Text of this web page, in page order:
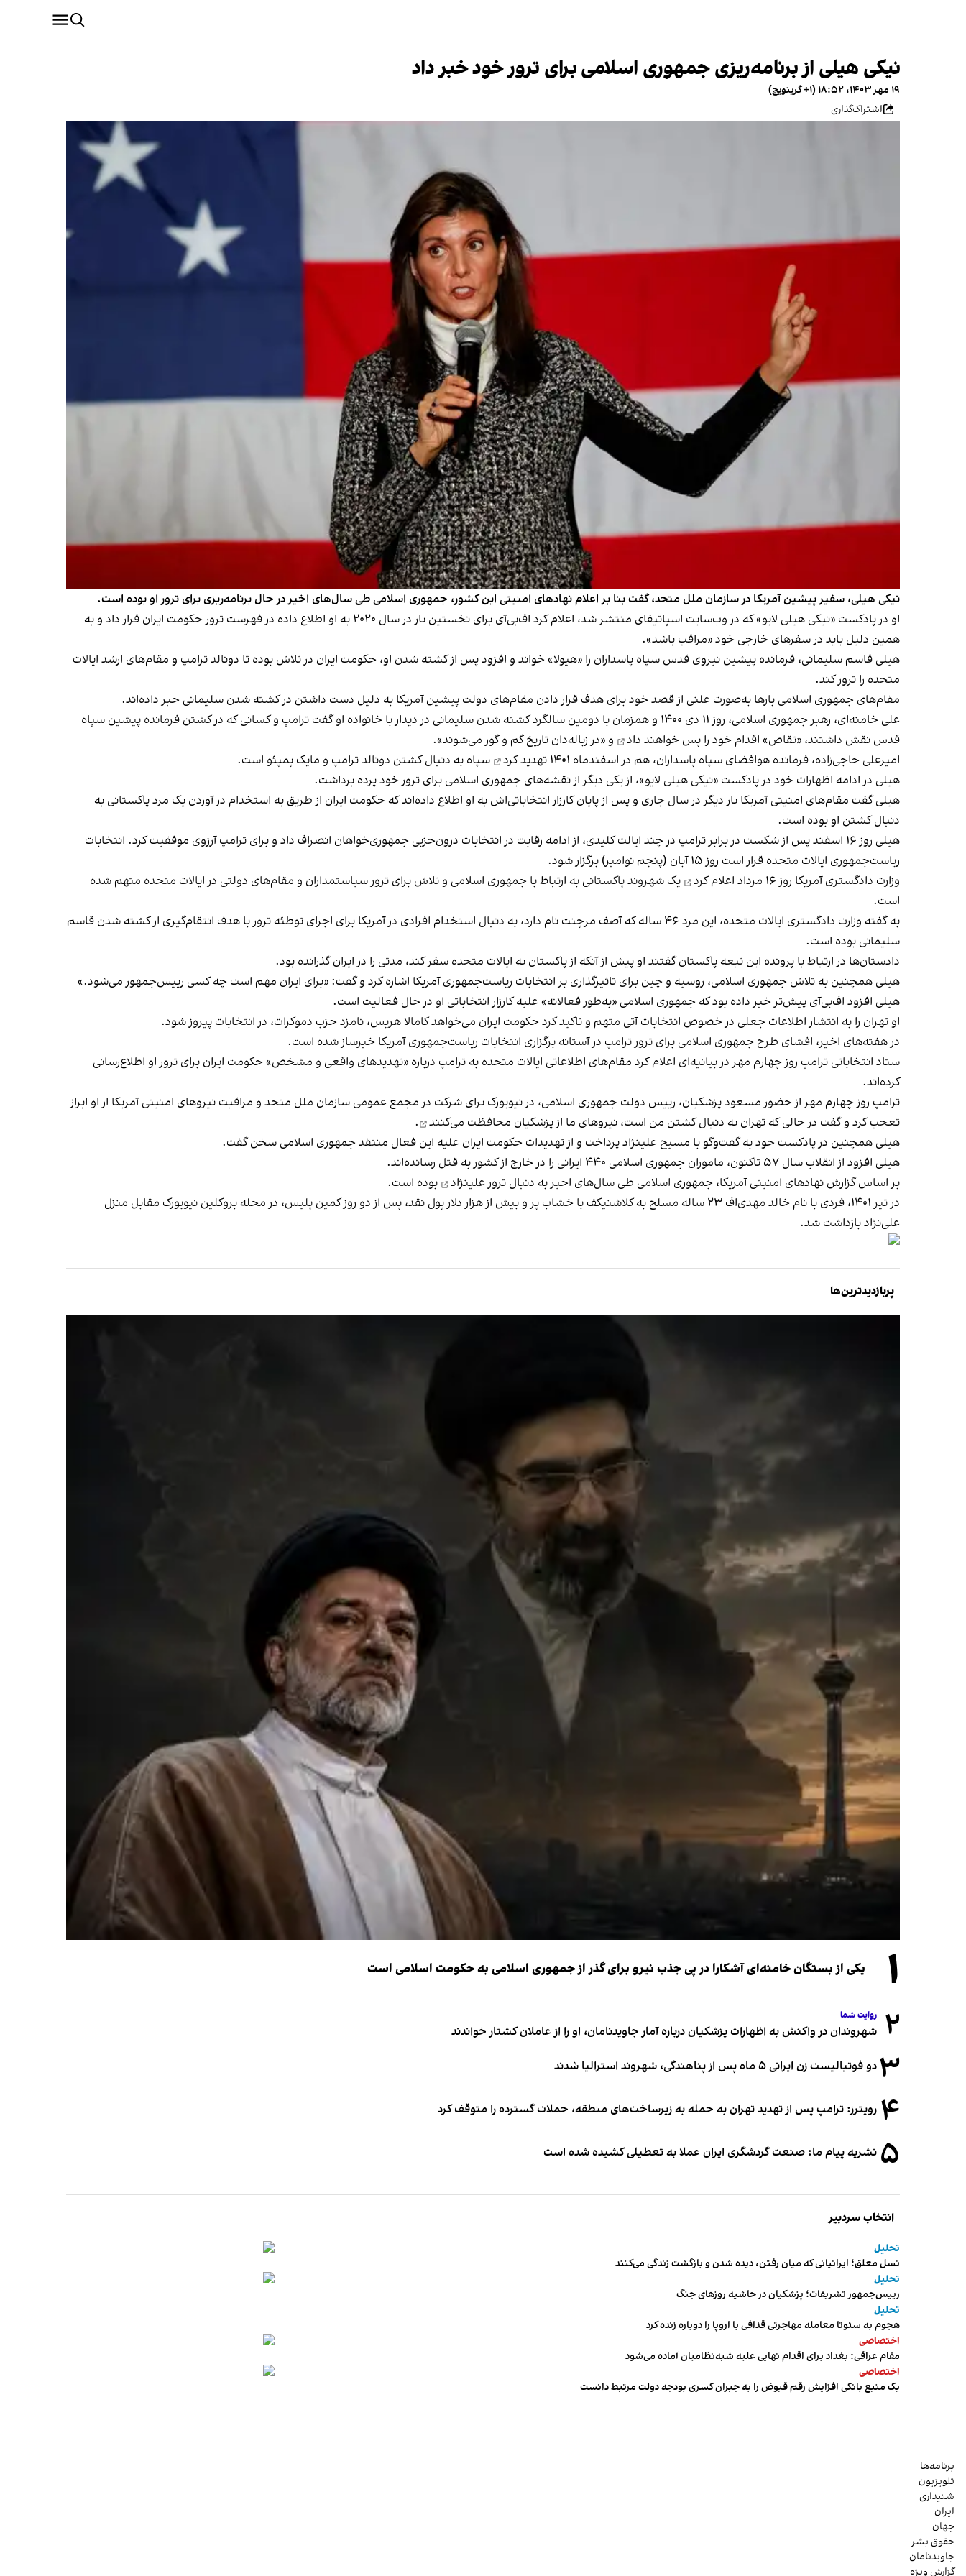
نیکی هیلی از برنامه‌ریزی جمهوری اسلامی برای ترور خود خبر داد
۱۹ مهر ۱۴۰۳، ۱۸:۵۲ (‎+۱ گرینویچ)
اشتراک‌گذاری
نیکی هیلی، سفیر پیشین آمریکا در سازمان ملل متحد، گفت بنا بر اعلام نهادهای امنیتی این کشور، جمهوری اسلامی طی سال‌های اخیر در حال برنامه‌ریزی برای ترور او بوده است.
او در پادکست «نیکی هیلی لایو» که در وب‌سایت اسپاتیفای منتشر شد، اعلام کرد اف‌بی‌آی برای نخستین بار در سال ۲۰۲۰ به او اطلاع داده در فهرست ترور حکومت ایران قرار داد و به
همین دلیل باید در سفرهای خارجی خود «مراقب باشد».
هیلی قاسم سلیمانی، فرمانده پیشین نیروی قدس سپاه پاسداران را «هیولا» خواند و افزود پس از کشته شدن او، حکومت ایران در تلاش بوده تا دونالد ترامپ و مقام‌های ارشد ایالات
متحده را ترور کند.
مقام‌های جمهوری اسلامی بارها به‌صورت علنی از قصد خود برای هدف قرار دادن مقام‌های دولت پیشین آمریکا به دلیل دست داشتن در کشته شدن سلیمانی خبر داده‌اند.
علی ‌خامنه‌ای، رهبر جمهوری اسلامی، روز ۱۱ دی ۱۴۰۰ و همزمان با دومین سالگرد کشته شدن سلیمانی در دیدار با خانواده او گفت ترامپ و کسانی که در کشتن فرمانده پیشین سپاه
قدس نقش داشتند، «تقاص» اقدام خود را پس خواهند داد
و «در زباله‌دان تاریخ گم و گور می‌شوند».
امیرعلی حاجی‌زاده، فرمانده هوافضای سپاه پاسداران، هم در اسفندماه ۱۴۰۱
تهدید کرد
سپاه به دنبال کشتن دونالد ترامپ و مایک پمپئو است.
هیلی در ادامه اظهارات خود در پادکست «نیکی هیلی لایو»، از یکی دیگر از نقشه‌های جمهوری اسلامی برای ترور خود پرده برداشت.
هیلی گفت مقام‌های امنیتی آمریکا بار دیگر در سال جاری و پس از پایان کارزار انتخاباتی‌اش به او اطلاع داده‌اند که حکومت ایران از طریق به استخدام در آوردن یک مرد پاکستانی به
دنبال کشتن او بوده است.
هیلی روز ۱۶ اسفند پس از شکست در برابر ترامپ در چند ایالت کلیدی، از ادامه رقابت در انتخابات درون‌حزبی جمهوری‌خواهان انصراف داد و برای ترامپ آرزوی موفقیت کرد. انتخابات
ریاست‌جمهوری ایالات متحده قرار است روز ۱۵ آبان (پنجم نوامبر) برگزار شود.
وزارت دادگستری آمریکا روز ۱۶ مرداد
اعلام کرد
یک شهروند پاکستانی به ارتباط با جمهوری اسلامی و تلاش برای ترور سیاستمداران و مقام‌های دولتی در ایالات متحده متهم شده
است.
به گفته وزارت دادگستری ایالات متحده، این مرد ۴۶ ساله که آصف مرچنت نام دارد، به دنبال استخدام افرادی در آمریکا برای اجرای توطئه ترور با هدف انتقام‌گیری از کشته شدن قاسم
سلیمانی بوده است.
دادستان‌ها در ارتباط با پرونده این تبعه پاکستان گفتند او پیش از آنکه از پاکستان به ایالات متحده سفر کند، مدتی را در ایران گذرانده بود.
هیلی همچنین به تلاش‌ جمهوری اسلامی، روسیه و چین برای تاثیرگذاری بر انتخابات ریاست‌جمهوری آمریکا اشاره کرد و گفت: «برای ایران مهم است چه کسی رییس‌جمهور می‌شود.»
هیلی افزود اف‌بی‌آی پیش‌تر خبر داده بود که جمهوری اسلامی «به‌طور فعالانه» علیه کارزار انتخاباتی او در حال فعالیت است.
او تهران را به انتشار اطلاعات جعلی در خصوص انتخابات آتی متهم و تاکید کرد حکومت ایران می‌خواهد کامالا هریس، نامزد حزب دموکرات، در انتخابات پیروز شود.
در هفته‌های اخیر، افشای طرح جمهوری اسلامی برای ترور ترامپ در آستانه برگزاری انتخابات ریاست‌جمهوری آمریکا خبرساز شده است.
ستاد انتخاباتی ترامپ روز چهارم مهر در بیانیه‌ای اعلام کرد مقام‌های اطلاعاتی ایالات متحده به ترامپ درباره «تهدیدهای واقعی و مشخص» حکومت ایران برای ترور او اطلاع‌رسانی
کرده‌اند.
ترامپ روز چهارم مهر از حضور مسعود پزشکیان، رییس دولت جمهوری اسلامی، در نیویورک برای شرکت در مجمع عمومی سازمان ملل متحد و مراقبت نیروهای امنیتی آمریکا از او ابراز
تعجب کرد و گفت در حالی که تهران به دنبال کشتن من است، نیروهای ما از پزشکیان محافظت می‌کنند
.
هیلی همچنین در پادکست خود به گفت‌وگو با مسیح علینژاد پرداخت و از تهدیدات حکومت ایران علیه این فعال منتقد جمهوری اسلامی سخن گفت.
هیلی افزود از انقلاب سال ۵۷ تاکنون، ماموران جمهوری اسلامی ۴۴۰ ایرانی را در خارج از کشور به قتل رسانده‌اند.
بر اساس گزارش نهادهای امنیتی آمریکا، جمهوری اسلامی طی سال‌های اخیر به دنبال ترور علینژاد
بوده است.
در تیر ۱۴۰۱، فردی با نام خالد مهدی‌‌اف ۲۳ ساله مسلح به کلاشنیکف با خشاب پر و بیش از هزار دلار پول نقد، پس از دو روز کمین پلیس، در محله بروکلین نیویورک مقابل منزل
علی‌نژاد بازداشت شد.
پربازدیدترین‌ها
۱ یکی از بستگان خامنه‌ای آشکارا در پی جذب نیرو برای گذر از جمهوری اسلامی به حکومت اسلامی است
۲ روایت شما
شهروندان در واکنش به اظهارات پزشکیان درباره آمار جاویدنامان، او را از عاملان کشتار خواندند
۳دو فوتبالیست زن ایرانی ۵ ماه پس از پناهندگی، شهروند استرالیا شدند
۴ رویترز: ترامپ پس از تهدید تهران به حمله به زیرساخت‌های منطقه، حملات گسترده را متوقف کرد
۵ نشریه پیام ما: صنعت گردشگری ایران عملا به تعطیلی کشیده شده است
انتخاب سردبیر
تحلیل
نسل معلق؛ ایرانیانی که میان رفتن، دیده شدن و بازگشت زندگی می‌کنند
تحلیل
رییس‌جمهور تشریفات؛ پزشکیان در حاشیه روزهای جنگ
تحلیل
هجوم به سئوتا معامله مهاجرتی قذافی با اروپا را دوباره زنده کرد
اختصاصی
مقام عراقی: بغداد برای اقدام نهایی علیه شبه‌نظامیان آماده می‌شود
اختصاصی
یک منبع بانکی افزایش رقم قبوض را به جبران کسری بودجه دولت مرتبط دانست
برنامه‌ها
تلویزیون
شنیداری
ایران
جهان
حقوق بشر
جاویدنامان
گزارش ویژه